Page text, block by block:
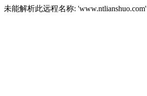
未能解析此远程名称: 'www.ntlianshuo.com'